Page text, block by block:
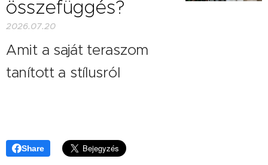
összefüggés?
2026.07.20
Amit a saját teraszom
tanított a stílusról
Share